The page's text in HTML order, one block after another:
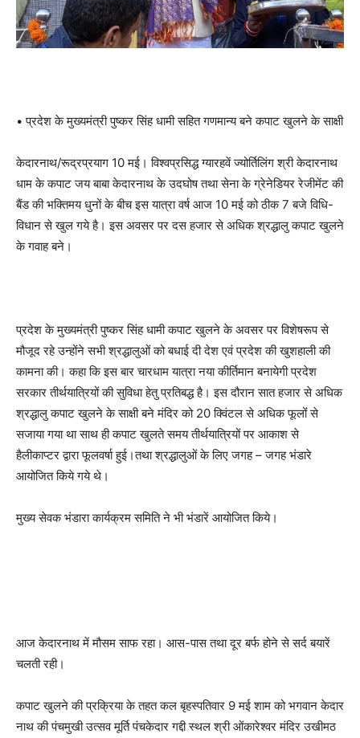
• प्रदेश के मुख्यमंत्री पुष्कर सिंह धामी सहित गणमान्य बने कपाट खुलने के साक्षी
केदारनाथ/रूद्रप्रयाग 10 मई। विश्वप्रसिद्ध ग्यारहवें ज्योर्तिलिंग श्री केदारनाथ
धाम के कपाट जय बाबा केदारनाथ के उदघोष तथा सेना के ग्रेनेडियर रेजीमेंट की
बैंड की भक्तिमय धुनों के बीच इस यात्रा वर्ष आज 10 मई को ठीक 7 बजे विधि-
विधान से खुल गये है। इस अवसर पर दस हजार से अधिक श्रद्धालु कपाट खुलने
के गवाह बने।
प्रदेश के मुख्यमंत्री पुष्कर सिंह धामी कपाट खुलने के अवसर पर विशेषरूप से
मौजूद रहे उन्होंने सभी श्रद्धालुओं को बधाई दी देश‌ एवं प्रदेश की खुशहाली की
कामना की। कहा कि इस बार चारधाम यात्रा नया कीर्तिमान बनायेगी प्रदेश
सरकार तीर्थयात्रियों की सुविधा हेतु प्रतिबद्ध है। इस दौरान सात हजार से अधिक
श्रद्धालु कपाट खुलने के साक्षी बने मंदिर को 20 क्विंटल से अधिक फूलोंं से
सजाया गया था साथ ही कपाट खुलते समय तीर्थयात्रियों पर आकाश से
हैलीकाप्टर द्वारा फूलवर्षा हुई।तथा श्रद्धालुओं के लिए जगह – जगह भंडारे
आयोजित किये गये थे।
मुख्य सेवक भंडारा कार्यक्रम समिति ने भी भंडारें आयोजित किये।
आज केदारनाथ में मौसम साफ रहा। आस-पास तथा दूर बर्फ होने से सर्द बयारें
चलती रही।
कपाट खुलने की प्रक्रिया के तहत कल बृहस्पतिवार 9 मई शाम को भगवान केदार
नाथ की पंचमुखी उत्सव मूर्ति पंचकेदार गद्दी स्थल श्री ओंकारेश्वर मंदिर उखीमठ